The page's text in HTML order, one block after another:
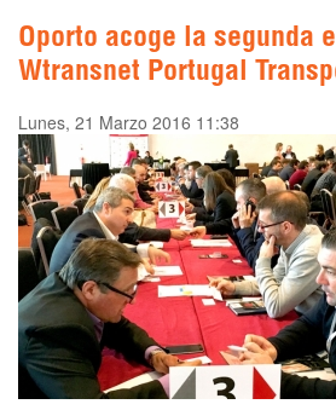
Oporto acoge la segunda
Wtransnet Portugal
Lunes, 21 Marzo 2016 11:38